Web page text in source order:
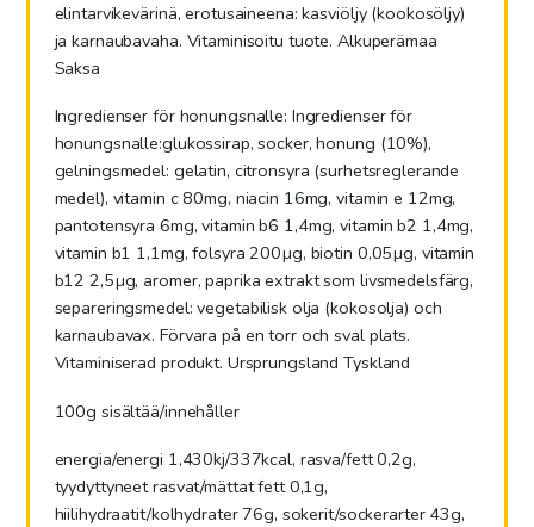
elintarvikevärinä, erotusaineena: kasviöljy (kookosöljy)
ja karnaubavaha. Vitaminisoitu tuote. Alkuperämaa
Saksa
Ingredienser för honungsnalle: Ingredienser för
honungsnalle:glukossirap, socker, honung (10%),
gelningsmedel: gelatin, citronsyra (surhetsreglerande
medel), vitamin c 80mg, niacin 16mg, vitamin e 12mg,
pantotensyra 6mg, vitamin b6 1,4mg, vitamin b2 1,4mg,
vitamin b1 1,1mg, folsyra 200µg, biotin 0,05µg, vitamin
b12 2,5µg, aromer, paprika extrakt som livsmedelsfärg,
separeringsmedel: vegetabilisk olja (kokosolja) och
karnaubavax. Förvara på en torr och sval plats.
Vitaminiserad produkt. Ursprungsland Tyskland
100g sisältää/innehåller
energia/energi 1,430kj/337kcal, rasva/fett0,2g,
tyydyttyneet rasvat/mättat fett 0,1g,
hiilihydraatit/kolhydrater 76g, sokerit/sockerarter 43g,